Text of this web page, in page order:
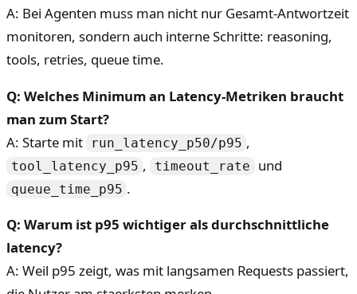
A: Bei Agenten muss man nicht nur Gesamt-Antwortzeit
monitoren, sondern auch interne Schritte: reasoning,
tools, retries, queue time.
Q: Welches Minimum an Latency-Metriken braucht
man zum Start?
A: Starte mit
run_latency_p50/p95 ,
tool_latency_p95 , timeout_rate und
queue_time_p95 .
Q: Warum ist p95 wichtiger als durchschnittliche
latency?
A: Weil p95 zeigt, was mit langsamen Requests passiert,